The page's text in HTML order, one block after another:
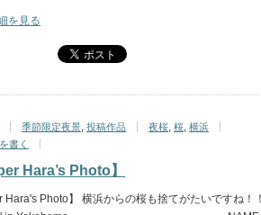
を見る
季節限定夜景 投稿作品 夜桜 桜 横浜
書く
Hara’s Photo】
Hara's Photo】 横浜からの桜も捨てがたいですね！！